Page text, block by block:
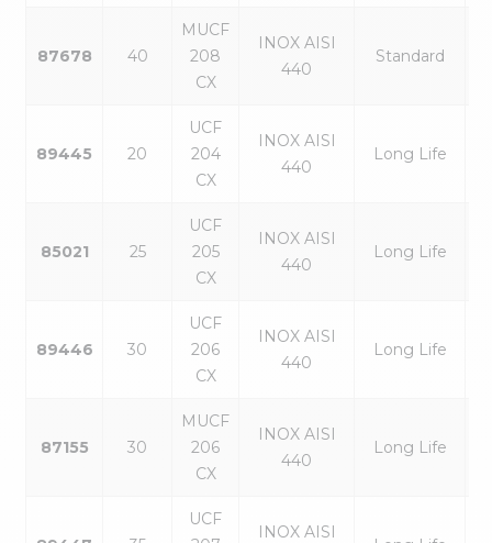
87678 40
MUCF
208
CX
INOX AISI
440
Standard
89445 20
UCF
204
CX
INOX AISI
440
Long Life
85021 25
UCF
205
CX
INOX AISI
440
Long Life
89446 30
UCF
206
CX
INOX AISI
440
Long Life
87155 30
MUCF
206
CX
INOX AISI
440
Long Life
UCF
INOX AISI